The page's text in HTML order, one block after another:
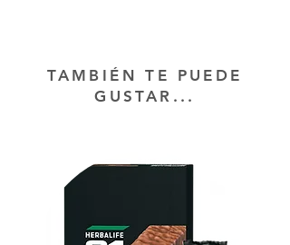
TAMBIÉN TE PUEDE
GUSTAR...